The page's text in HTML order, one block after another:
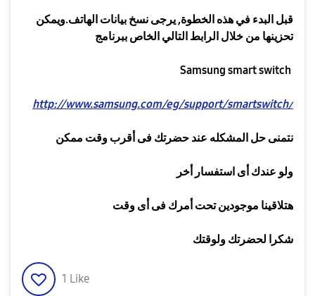
قبل البدء في هذه الخطوة, يرجى نسخ بيانات الهاتف.ويمكن
تحزينها من خلال الرابط التالي الخاص ببرنامج
Samsung smart switch
http://www.samsung.com/eg/support/smartswitch/
نتمنى حل المشكله عند حضرتك فى أقرب وقت ممكن
ولو عندك أى استفسار أخر
هتلاقينا موجودين تحت أمرك فى أى وقت
شكرا لحضرتك ولوقتك
1 Like